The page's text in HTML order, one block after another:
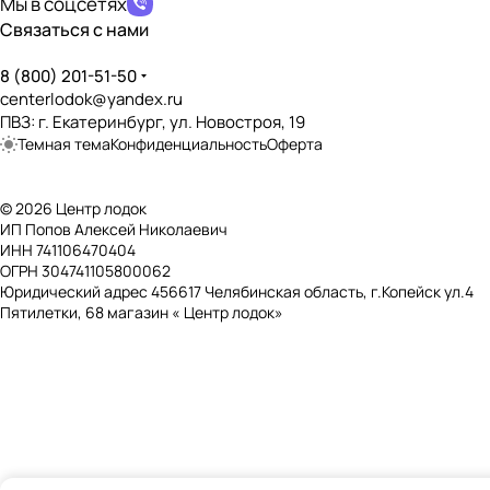
Тип дна ?
Натяжное
Наличие слани ?
❌
Количество воздушных отсеков
2
Отдельный отсек дна ?
❌
Связаться с нами
8 (800) 201-51-50
centerlodok@yandex.ru
ПВЗ: г. Екатеринбург, ул. Новостроя, 19
Темная темаКонфиденциальностьОферта
© 2026 Центр лодок
ИП Попов Алексей Николаевич
ИНН 741106470404
ОГРН 304741105800062
Юридический адрес 456617 Челябинская область, г.Копейск ул.4
Пятилетки, 68 магазин « Центр лодок»